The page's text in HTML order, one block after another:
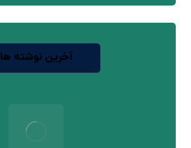
آخرین نوشته ها